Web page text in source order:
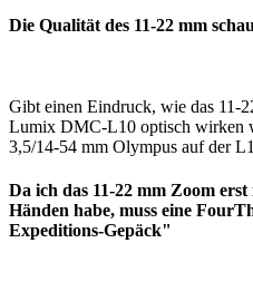
Die Qualität des 11-22 mm
Gibt einen Eindruck, wie das 11-
Lumix DMC-L10 optisch wirken
3,5/14-54 mm Olympus auf der
Da ich das 11-22 mm Zoom
Händen habe, muss eine
Expeditions-Gepäck"